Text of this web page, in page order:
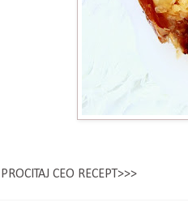
PROCITAJ CEO RECEPT>>>